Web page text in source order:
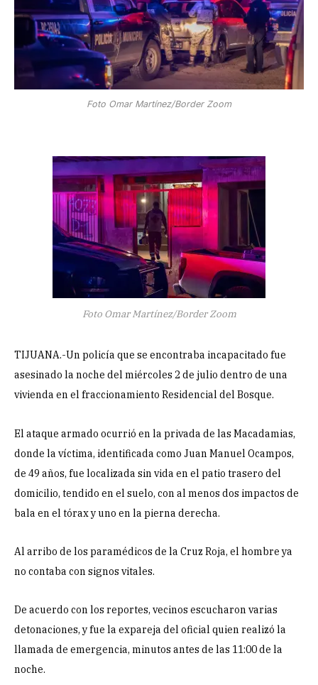
Foto Omar Martínez/Border Zoom
Foto Omar Martínez/Border Zoom
TIJUANA.-Un policía que se encontraba incapacitado fue
asesinado la noche del miércoles 2 de julio dentro de una
vivienda en el fraccionamiento Residencial del Bosque.
El ataque armado ocurrió en la privada de las Macadamias,
donde la víctima, identificada como Juan Manuel Ocampos,
de 49 años, fue localizada sin vida en el patio trasero del
domicilio, tendido en el suelo, con al menos dos impactos de
bala en el tórax y uno en la pierna derecha.
Al arribo de los paramédicos de la Cruz Roja, el hombre ya
no contaba con signos vitales.
De acuerdo con los reportes, vecinos escucharon varias
detonaciones, y fue la expareja del oficial quien realizó la
llamada de emergencia, minutos antes de las 11:00 de la
noche.